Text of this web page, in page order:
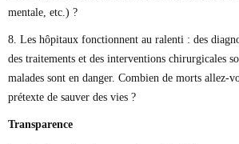
mentale, etc.) ?
8. Les hôpitaux fonctionnent au ralenti : des
des traitements et des interventions chirurgicales
malades sont en danger. Combien de morts allez-
prétexte de sauver des vies ?
Transparence